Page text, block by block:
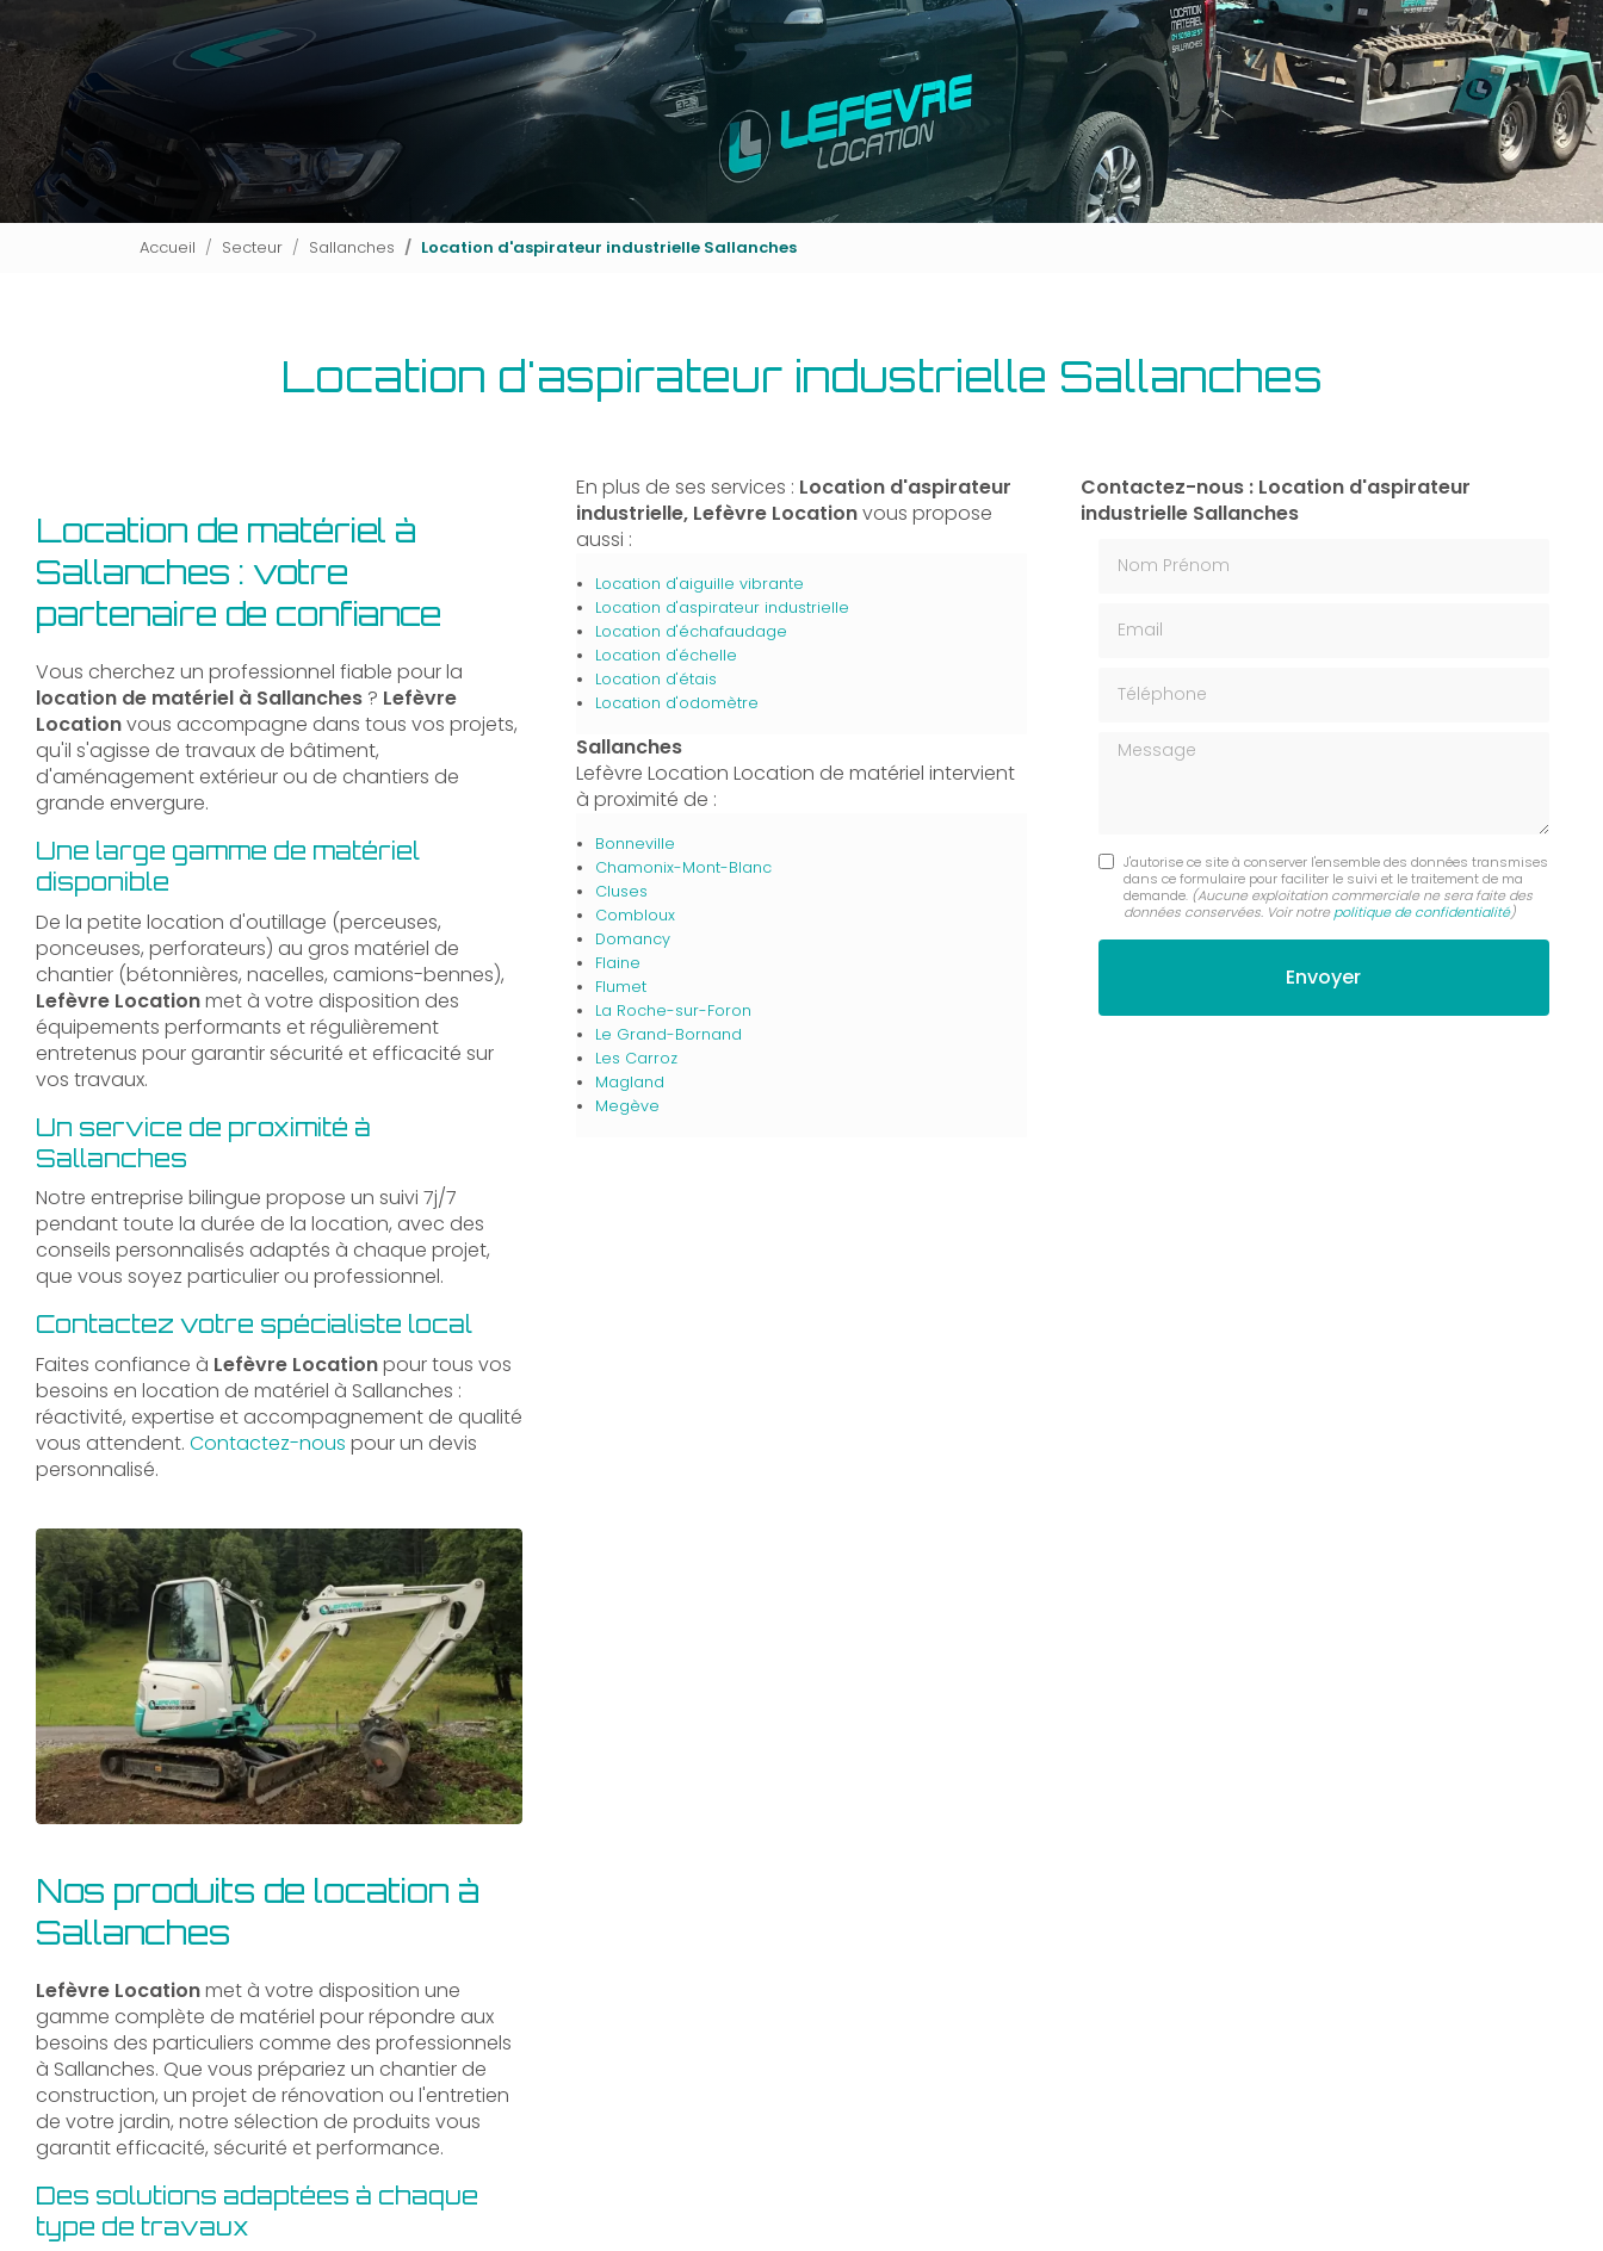
Outillage bâtiment
Energie
Accueil Secteur Sallanches Location d'aspirateur industrielle Sallanches
Location d'aspirateur industrielle Sallanches
Location de matériel à
Sallanches : votre
partenaire de confiance
Vous cherchez un professionnel fiable pour la
location de matériel à Sallanches ? Lefèvre
Locationvous accompagne dans tous vos projets,
qu'il s'agisse de travaux de bâtiment,
d'aménagement extérieur ou de chantiers de
grande envergure.
Une large gamme de matériel
disponible
De la petite location d'outillage (perceuses,
ponceuses, perforateurs) au gros matériel de
chantier (bétonnières, nacelles, camions-bennes),
Lefèvre Locationmet à votre disposition des
équipements performants et régulièrement
entretenus pour garantir sécurité et efficacité sur
vos travaux.
Un service de proximité à
Sallanches
Notre entreprise bilingue propose un suivi 7j/7
pendant toute la durée de la location, avec des
conseils personnalisés adaptés à chaque projet,
que vous soyez particulier ou professionnel.
Contactez votre spécialiste local
Faites confiance à Lefèvre Locationpour tous vos
besoins en location de matériel à Sallanches :
réactivité, expertise et accompagnement de qualité
vous attendent. Contactez-nous pour un devis
personnalisé.
Nos produits de location à
Sallanches
Lefèvre Locationmet à votre disposition une
gamme complète de matériel pour répondre aux
besoins des particuliers comme des professionnels
à Sallanches. Que vous prépariez un chantier de
construction, un projet de rénovation ou l'entretien
de votre jardin, notre sélection de produits vous
garantit efficacité, sécurité et performance.
Des solutions adaptées à chaque
type de travaux
En plus de ses services : Location d'aspirateur
industrielle, Lefèvre Locationvous propose
aussi :
Location d'aiguille vibrante
Location d'aspirateur industrielle
Location d'échafaudage
Location d'échelle
Location d'étais
Location d'odomètre
Sallanches
Lefèvre Location Location de matériel intervient
à proximité de :
Bonneville
Chamonix-Mont-Blanc
Cluses
Combloux
Domancy
Flaine
Flumet
La Roche-sur-Foron
Le Grand-Bornand
Les Carroz
Magland
Megève
Contactez-nous : Location d'aspirateur
industrielle Sallanches
Message
J'autorise ce site à conserver l'ensemble des données transmises
dans ce formulaire pour faciliter le suivi et le traitement de ma
demande. (Aucune exploitation commerciale ne sera faite des
données conservées. Voir notre politique de confidentialité)